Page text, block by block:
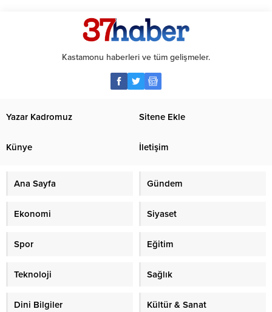
Kastamonu haberleri ve tüm gelişmeler.
Yazar Kadromuz Sitene Ekle
Künye İletişim
Ana Sayfa Gündem
Ekonomi Siyaset
Spor Eğitim
Teknoloji Sağlık
Dini Bilgiler Kültür & Sanat